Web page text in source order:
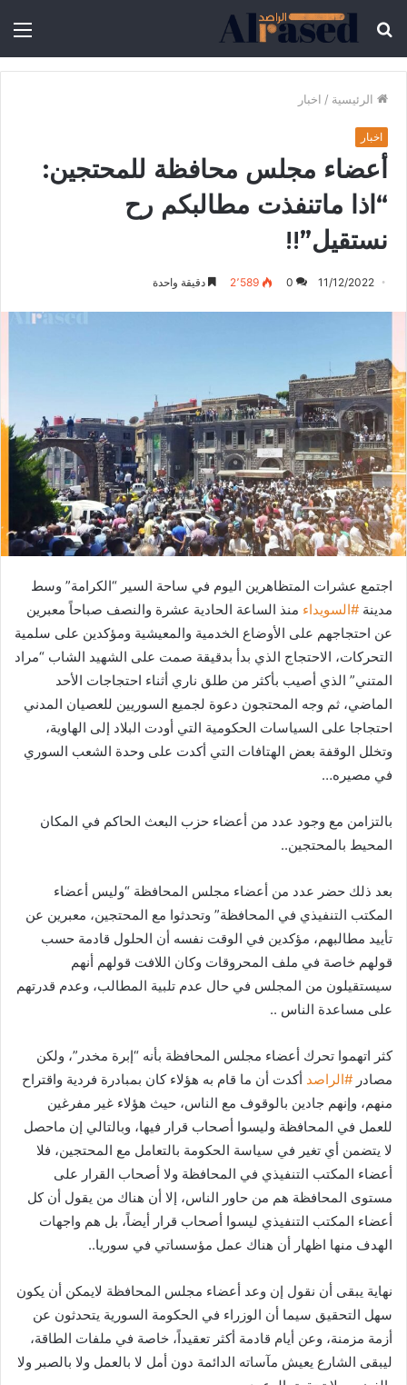
الرئيسية / اخبار
اخبار
أعضاء مجلس محافظة للمحتجين:
“اذا ماتنفذت مطالبكم رح
نستقيل”!!
11/12/2022
0 2٬589 دقيقة واحدة
اجتمع عشرات المتظاهرين اليوم في ساحة السير “الكرامة” وسط
مدينة#السويداء منذ الساعة الحادية عشرة والنصف صباحاً معبرين
عن احتجاجهم على الأوضاع الخدمية والمعيشية ومؤكدين على سلمية
التحركات، الاحتجاج الذي بدأ بدقيقة صمت على الشهيد الشاب “مراد
المتني” الذي أصيب بأكثر من طلق ناري أثناء احتجاجات الأحد
الماضي، ثم وجه المحتجون دعوة لجميع السوريين للعصيان المدني
احتجاجا على السياسات الحكومية التي أودت البلاد إلى الهاوية،
وتخلل الوقفة بعض الهتافات التي أكدت على وحدة الشعب السوري
في مصيره…
بالتزامن مع وجود عدد من أعضاء حزب البعث الحاكم في المكان
المحيط بالمحتجين..
بعد ذلك حضر عدد من أعضاء مجلس المحافظة “وليس أعضاء
المكتب التنفيذي في المحافظة” وتحدثوا مع المحتجين، معبرين عن
تأييد مطالبهم، مؤكدين في الوقت نفسه أن الحلول قادمة حسب
قولهم خاصة في ملف المحروقات وكان اللافت قولهم أنهم
سيستقيلون من المجلس في حال عدم تلبية المطالب، وعدم قدرتهم
على مساعدة الناس ..
كثر اتهموا تحرك أعضاء مجلس المحافظة بأنه “إبرة مخدر”، ولكن
مصادر#الراصد أكدت أن ما قام به هؤلاء كان بمبادرة فردية واقتراح
منهم، وإنهم جادين بالوقوف مع الناس، حيث هؤلاء غير مفرغين
للعمل في المحافظة وليسوا أصحاب قرار فيها، وبالتالي إن ماحصل
لا يتضمن أي تغير في سياسة الحكومة بالتعامل مع المحتجين، فلا
أعضاء المكتب التنفيذي في المحافظة ولا أصحاب القرار على
مستوى المحافظة هم من حاور الناس، إلا أن هناك من يقول أن كل
أعضاء المكتب التنفيذي ليسوا أصحاب قرار أيضاً، بل هم واجهات
الهدف منها اظهار أن هناك عمل مؤسساتي في سوريا..
نهاية يبقى أن نقول إن وعد أعضاء مجلس المحافظة لايمكن أن يكون
سهل التحقيق سيما أن الوزراء في الحكومة السورية يتحدثون عن
أزمة مزمنة، وعن أيام قادمة أكثر تعقيداً، خاصة في ملفات الطاقة،
ليبقى الشارع يعيش مآساته الدائمة دون أمل لا بالعمل ولا بالصبر ولا